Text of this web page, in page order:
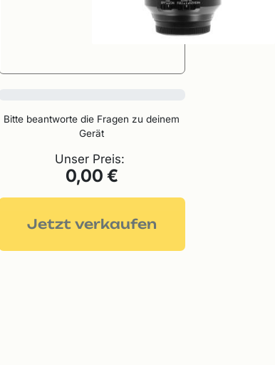
Bitte beantworte die Fragen zu deinem
Gerät
Unser Preis:
0,00 €
Jetzt verkaufen